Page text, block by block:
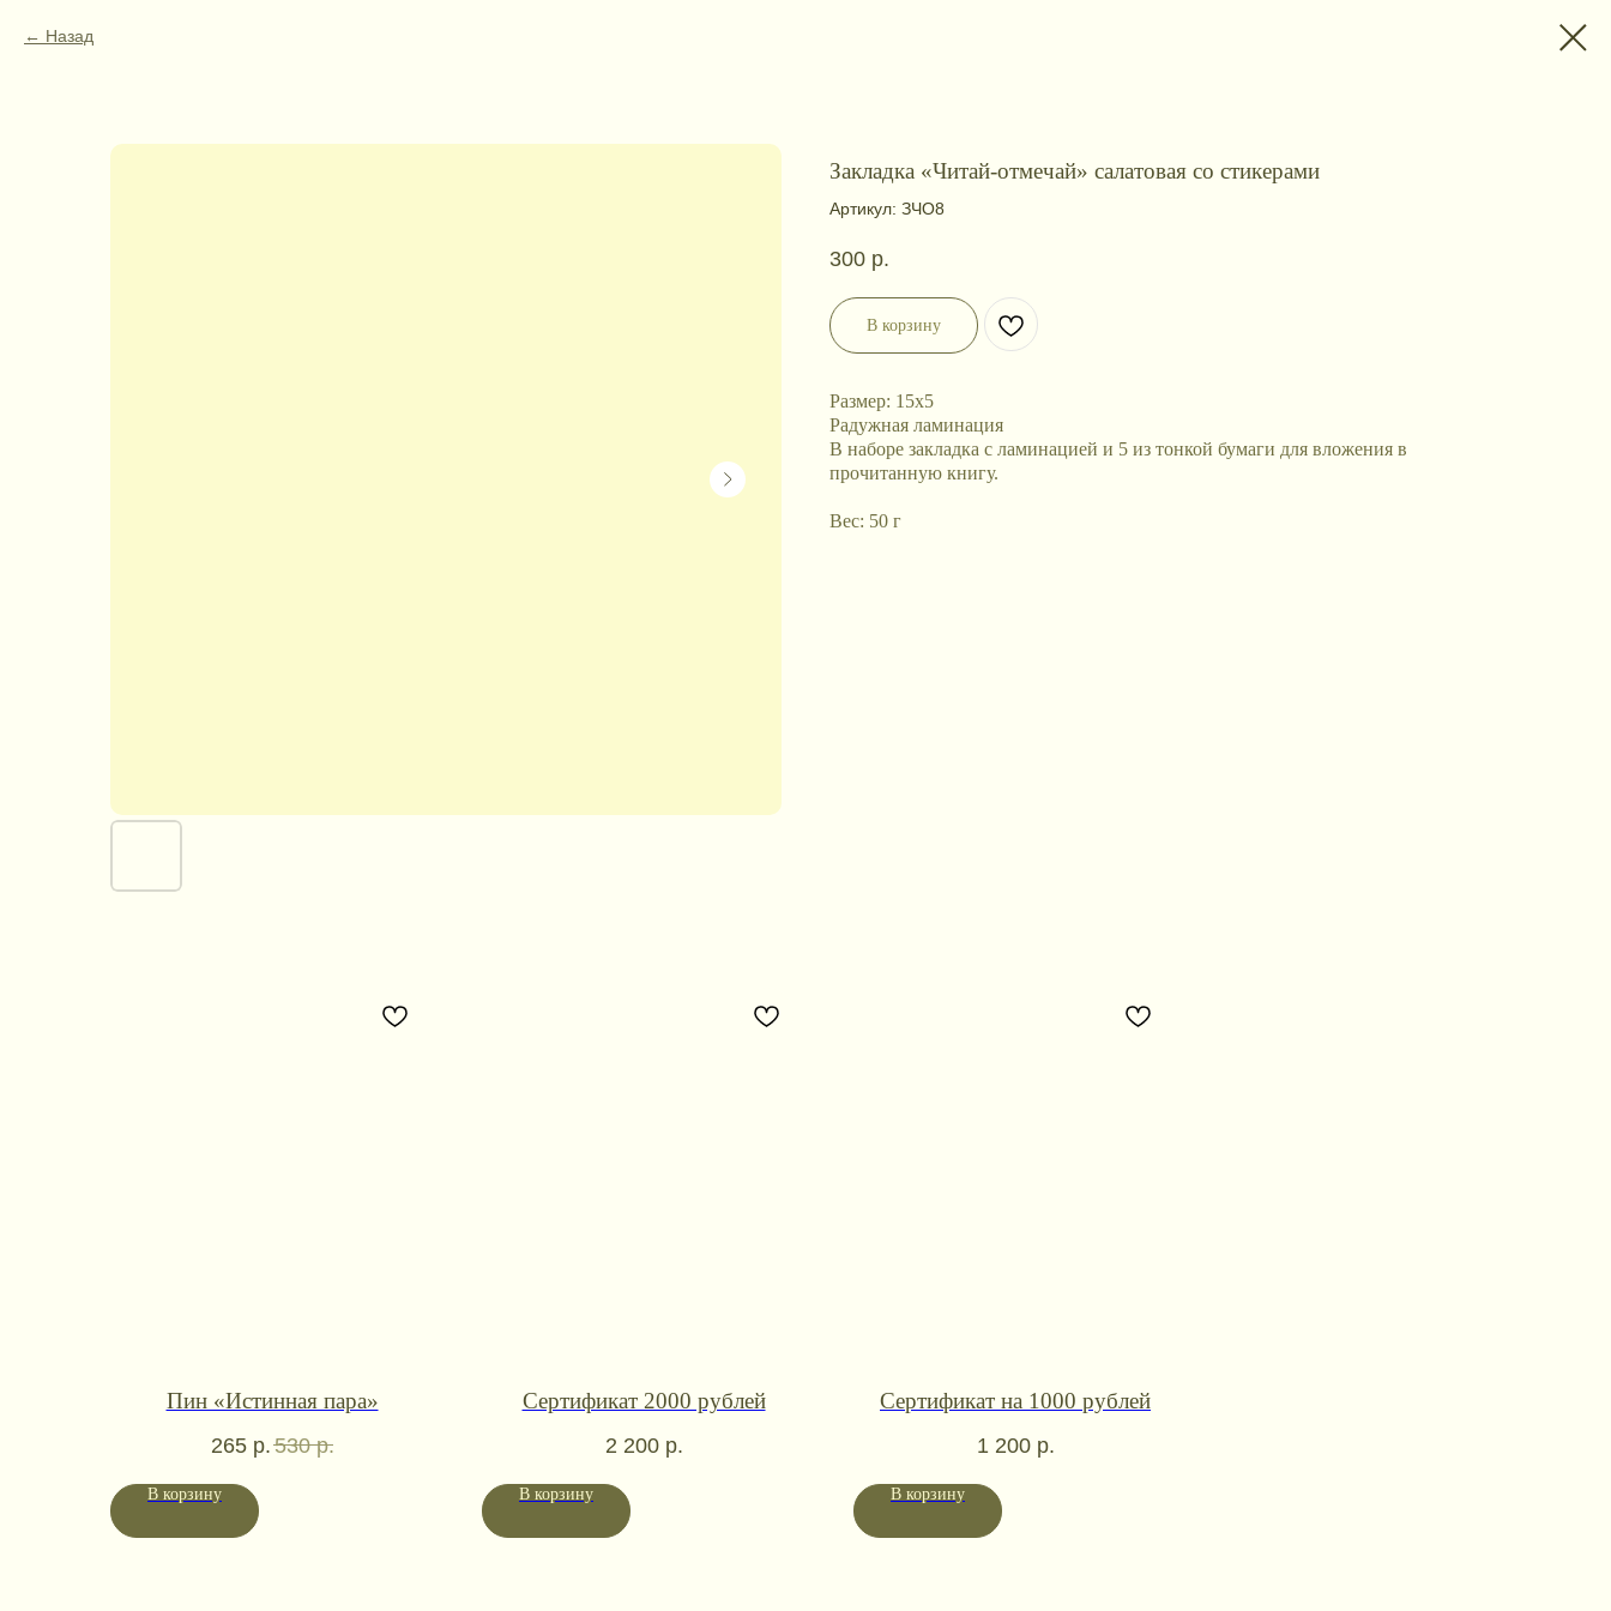
Назад
Закладка «Читай-отмечай» салатовая со стикерами
Артикул: ЗЧО8
300 р.
В корзину
Размер: 15х5
Радужная ламинация
В наборе закладка с ламинацией и 5 из тонкой бумаги для вложения в
прочитанную книгу.
Вес: 50 г
Пин «Истинная пара»
265 р.530 р.
В корзину
Сертификат 2000 рублей
2 200 р.
В корзину
Сертификат на 1000 рублей
1 200 р.
В корзину